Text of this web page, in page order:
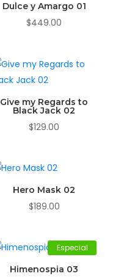
Dulce y Amargo 01
$449.00
Give my Regards to
Black Jack 02
$129.00
Hero Mask 02
$189.00
Especial
Himenospia 03